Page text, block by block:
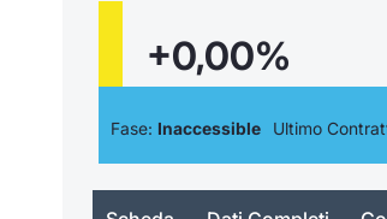
+0,00%
Fase: Inaccessible Ultimo